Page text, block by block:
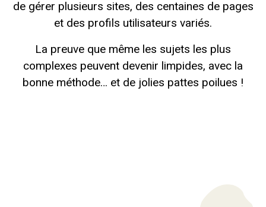
de gérer plusieurs sites, des centaines de pages
et des profils utilisateurs variés.
La preuve que même les sujets les plus
complexes peuvent devenir limpides, avec la
bonne méthode… et de jolies pattes poilues !